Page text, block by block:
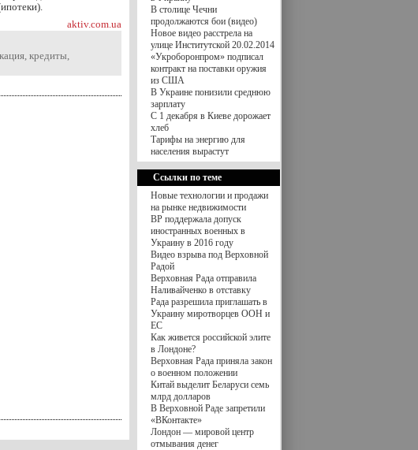
aktiv.com.ua
, кредиты,
В столице Чечни
продолжаются бои (видео)
Новое видео расстрела на
улице Институтской 20.02.2014
«Укроборонпром» подписал
контракт на поставки оружия
из США
В Украине понизили среднюю
зарплату
С 1 декабря в Киеве дорожает
хлеб
Тарифы на энергию для
населения вырастут
Ссылки по теме
Новые технологии и продажи
на рынке недвижимости
ВР поддержала допуск
иностранных военных в
Украину в 2016 году
Видео взрыва под Верховной
Радой
Верховная Рада отправила
Наливайченко в отставку
Рада разрешила приглашать в
Украину миротворцев ООН и
ЕС
Как живется российской элите
в Лондоне?
Верховная Рада приняла закон
о военном положении
Китай выделит Беларуси семь
млрд долларов
В Верховной Раде запретили
«ВКонтакте»
Лондон — мировой центр
отмывания денег